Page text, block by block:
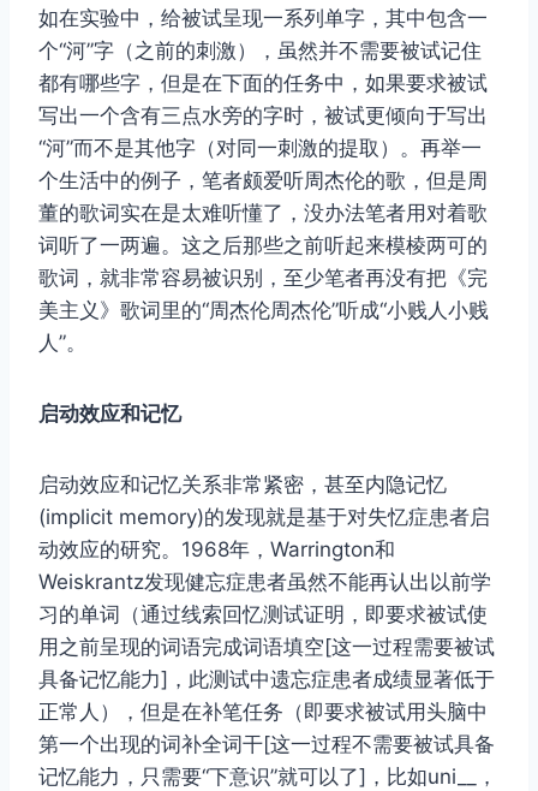
如在实验中，给被试呈现一系列单字，其中包含一
个“河”字（之前的刺激），虽然并不需要被试记住
都有哪些字，但是在下面的任务中，如果要求被试
写出一个含有三点水旁的字时，被试更倾向于写出
“河”而不是其他字（对同一刺激的提取）。再举一
个生活中的例子，笔者颇爱听周杰伦的歌，但是周
董的歌词实在是太难听懂了，没办法笔者用对着歌
词听了一两遍。这之后那些之前听起来模棱两可的
歌词，就非常容易被识别，至少笔者再没有把《完
美主义》歌词里的“周杰伦周杰伦”听成“小贱人小贱
人”。
启动效应和记忆
启动效应和记忆关系非常紧密，甚至内隐记忆
(implicit memory)的发现就是基于对失忆症患者启
动效应的研究。1968年，Warrington和
Weiskrantz发现健忘症患者虽然不能再认出以前学
习的单词（通过线索回忆测试证明，即要求被试使
用之前呈现的词语完成词语填空[这一过程需要被试
具备记忆能力]，此测试中遗忘症患者成绩显著低于
正常人），但是在补笔任务（即要求被试用头脑中
第一个出现的词补全词干[这一过程不需要被试具备
记忆能力，只需要“下意识”就可以了]，比如uni__，